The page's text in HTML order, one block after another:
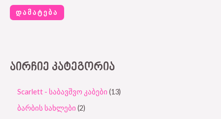
ᲐᲘᲠᲩᲘᲔ ᲙᲐᲢᲔᲒᲝᲠᲘᲐ
Scarlett - საბავშვო კაბები 13
ბარბის სახლები 2
Rated
0
out
of
ᲓᲐᲛᲐᲢᲔᲑᲐ